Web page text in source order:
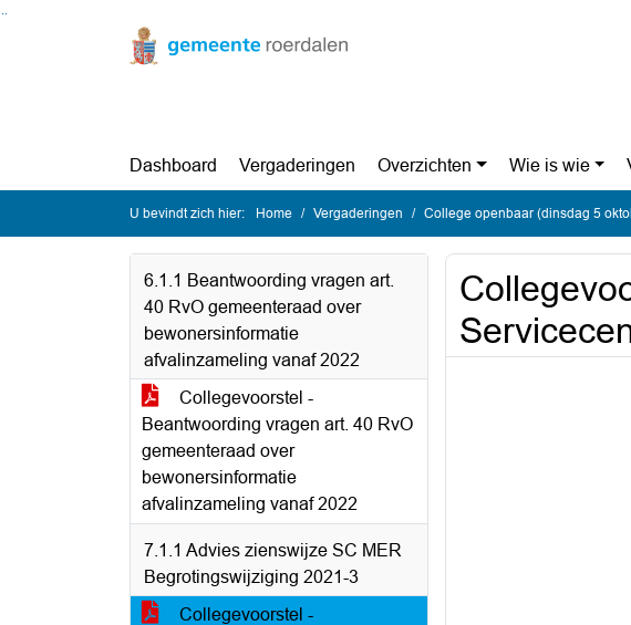
Ga naar de inhoud van deze pagina
Ga naar het zoeken
Ga naar het menu
Dashboard Vergaderingen Overzichten Wie is wie
U bevindt zich hier: Home Vergaderingen College openbaar (dinsdag 5
6.1.1 Beantwoording vragen art.
40 RvO gemeenteraad over
bewonersinformatie
afvalinzameling vanaf 2022
Collegevoorstel -
Beantwoording vragen art. 40 RvO
gemeenteraad over
bewonersinformatie
afvalinzameling vanaf 2022
7.1.1 Advies zienswijze SC MER
Begrotingswijziging 2021-3
Collegevoorstel -